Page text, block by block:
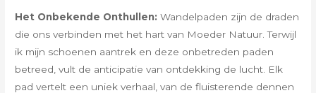
Het Onbekende Onthullen: Wandelpaden zijn de draden
die ons verbinden met het hart van Moeder Natuur. Terwijl
ik mijn schoenen aantrek en deze onbetreden paden
betreed, vult de anticipatie van ontdekking de lucht. Elk
pad vertelt een uniek verhaal, van de fluisterende dennen